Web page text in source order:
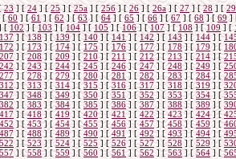
23 ] [24 ] [25] [25а ] [ 25б] [26 ] [ 26a] [27] [28 ] [29
[60 ] [61 ] [ 62] [63] [ 64] [ 65 ] [ 66 ] [67 ] [ 68] [ 69]
[102] [ 103 ] [ 104 ] [ 105 ] [106] [107] [108 ] [109 ] [
137 ] [138] [139] [140 ] [141] [ 142] [ 143] [ 144] [
172 ] [173 ] [ 174 ] [ 175 ] [176] [ 177] [ 178] [ 179 ] [
207 ] [208] [ 209 ] [210] [ 211 ] [ 212] [ 213 ] [ 214] [
242 ] [243] [244] [245 ] [246] [247 ] [248] [249 ] [
277 ] [ 278] [ 279] [ 280] [281 ] [282] [283 ] [ 284 ] [
312] [313 ] [314 ] [ 315 ] [ 316 ] [317 ] [318 ] [319 ] [
347 ] [348] [349] [350 ] [351 ] [352 ] [ 353] [ 354] [
382 ] [383 ] [384 ] [ 385 ] [386] [ 387] [ 388] [ 389 ] [
417 ] [418] [ 419 ] [420] [ 421 ] [422] [423 ] [ 424] [
452 ] [ 453] [ 454] [455] [ 456 ] [ 457 ] [458] [ 459 ] [
487 ] [ 488 ] [489] [ 490 ] [491 ] [492] [ 493] [ 494] [
522] [523 ] [ 524] [ 525 ] [ 526] [527 ] [528 ] [529] [
557 ] [558] [559 ] [560 ] [ 561 ] [562 ] [563] [ 564] [